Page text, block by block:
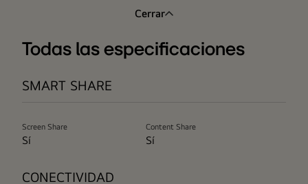
Cerrar
Todas las especificaciones
SMART SHARE
Screen Share
Sí
Content Share
Sí
CONECTIVIDAD